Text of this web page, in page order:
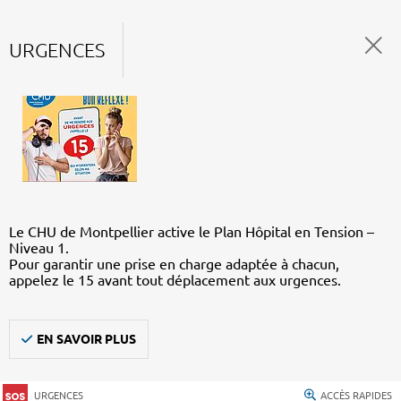
URGENCES
Le CHU de Montpellier active le Plan Hôpital en Tension –
Niveau 1.
Pour garantir une prise en charge adaptée à chacun,
appelez le 15 avant tout déplacement aux urgences.
EN SAVOIR PLUS
URGENCES ACCÈS RAPIDES